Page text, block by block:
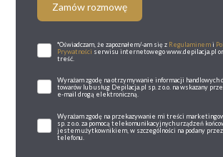
Zamów rozmowę
*Oświadczam, że zapoznałem/-am się z Regulaminemi
Prywatności serwisu internetowego www.depilacja.pl
treść.
Wyrażam zgodę na otrzymywanie informacji handlowych
towarów lub usług Depilacja.pl sp. z o.o. na wskazany
e-mail drogą elektroniczną.
Wyrażam zgodę na przekazywanie mi treści
sp. z o.o. za pomocą telekomunikacyjnych urządzeń
jestem użytkownikiem, w szczególności na podany
telefonu.